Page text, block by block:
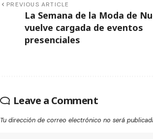
PREVIOUS ARTICLE
La Semana de la Moda de
vuelve cargada de eventos
presenciales
Leave a Comment
Tu dirección de correo electrónico no será